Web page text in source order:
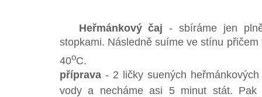
Heřmánkový čaj - sbíráme jen
stopkami. Následně suíme ve stínu
40oC.
příprava - 2 ličky suených
vody a necháme asi 5 minut stát. Pak